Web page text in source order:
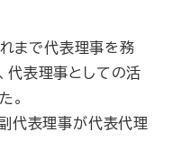
まで代表理事を務
代表理事としての活
。
代表理事が代表代理